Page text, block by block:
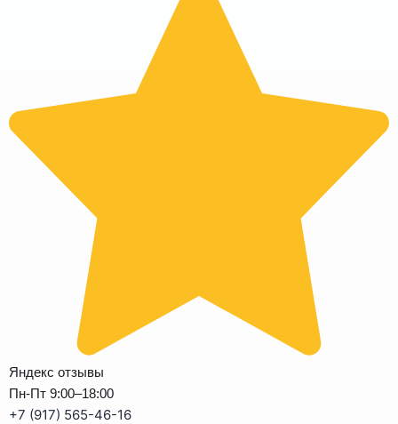
Яндекс отзывы
Пн-Пт 9:00–18:00
+7 (917) 565-46-16